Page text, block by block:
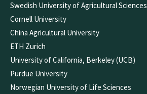
Swedish University of Agricultural Sciences
Cornell University
China Agricultural University
ETH Zurich
University of California, Berkeley (UCB)
Purdue University
Norwegian University of Life Sciences